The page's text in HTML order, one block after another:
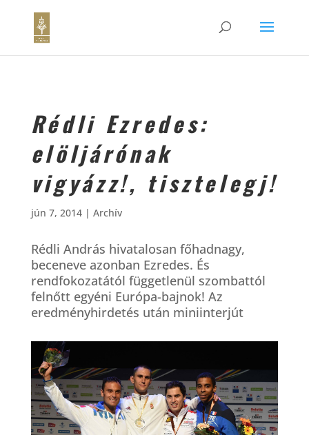
Rédli Ezredes:
elöljárónak
vigyázz!, tisztelegj!
jún 7, 2014| Archív
Rédli András hivatalosan főhadnagy,
beceneve azonban Ezredes. És
rendfokozatától függetlenül szombattól
felnőtt egyéni Európa-bajnok! Az
eredményhirdetés után miniinterjút